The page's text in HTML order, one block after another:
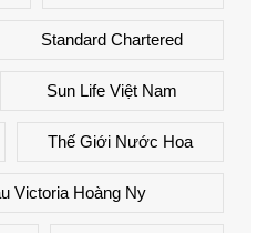
Standard Chartered
Sun Life Việt Nam
Thế Giới Nước Hoa
Victoria Hoàng Ny